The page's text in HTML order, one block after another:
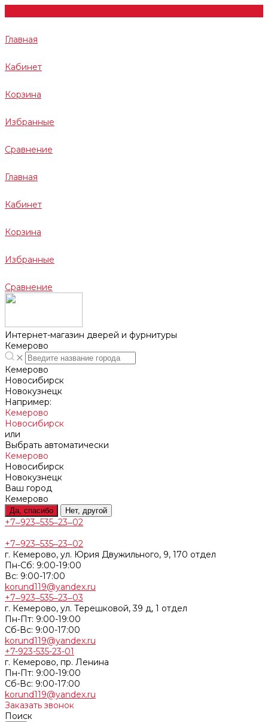
Главная
Кабинет
Корзина
Избранные
Сравнение
Главная
Кабинет
Корзина
Избранные
Сравнение
Интернет-магазин дверей и фурнитуры
Кемерово
Кемерово
Новосибирск
Новокузнецк
Например:
Кемерово
Новосибирск
или
Выбрать автоматически
Кемерово
Новосибирск
Новокузнецк
Ваш город
Кемерово
Да, спасибо Нет, другой
+7‒923‒535‒23‒02
+7‒923‒535‒23‒02
г. Кемерово, ул. Юрия Двужильного, 9, 170 отдел
Пн-Сб: 9:00-19:00
Вс: 9:00-17:00
korund119@yandex.ru
+7‒923‒535‒23‒03
г. Кемерово, ул. Терешковой, 39 д, 1 отдел
Пн-Пт: 9:00-19:00
Cб-Вс: 9:00-17:00
korund119@yandex.ru
+7-923-535-23-01
г. Кемерово, пр. Ленина
Пн-Пт: 9:00-19:00
Cб-Вс: 9:00-17:00
korund119@yandex.ru
Заказать звонок
Поиск